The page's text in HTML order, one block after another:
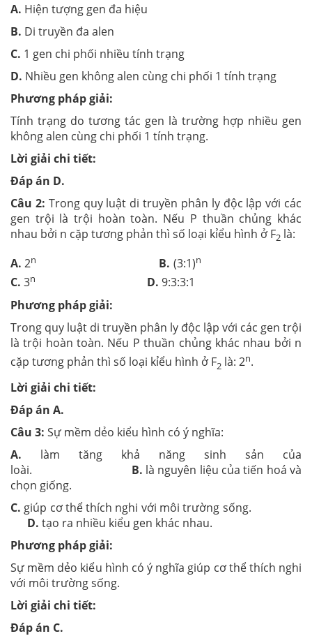
A. Hiện tượng gen đa hiệu
B. Di truyền đa alen
C. 1 gen chi phối nhiều tính trạng
D. Nhiều gen không alen cùng chi phối 1 tính trạng
Phương pháp giải:
Tính trạng do tương tác gen là trường hợp nhiều gen
không alen cùng chi phối 1 tính trạng.
Lời giải chi tiết:
Đáp án D.
Câu 2: Trong quy luật di truyền phân ly độc lập với các
gen trội là trội hoàn toàn. Nếu P thuần chủng khác
nhau bởi n cặp tương phản thì số loại kỉểu hình ở F2 là:
A.2n B. (3:1)n
C. 3n D. 9:3:3:1
Phương pháp giải:
Trong quy luật di truyền phân ly độc lập với các gen trội
là trội hoàn toàn. Nếu P thuần chủng khác nhau bởi n
cặp tương phản thì số loại kỉểu hình ở F2 là: 2n.
Lời giải chi tiết:
Đáp án A.
Câu 3: Sự mềm dẻo kiểu hình có ý nghĩa:
A. làm tăng khả năng sinh sản của
loài. B. là nguyên liệu của tiến hoá và
chọn giống.
C. giúp cơ thể thích nghi với môi trường sống.
D. tạo ra nhiều kiểu gen khác nhau.
Phương pháp giải:
Sự mềm dẻo kiểu hình có ý nghĩa giúp cơ thể thích nghi
với môi trường sống.
Lời giải chi tiết:
Đáp án C.